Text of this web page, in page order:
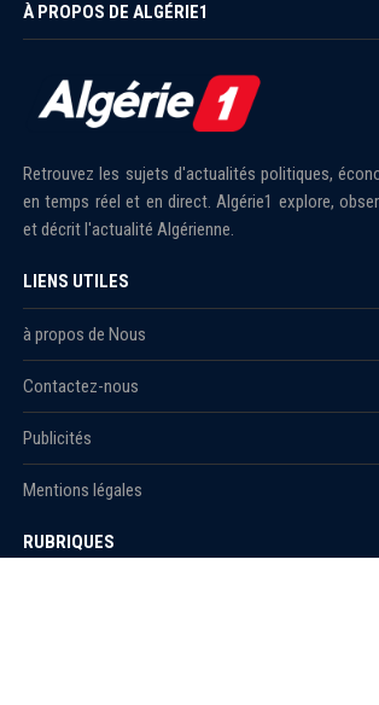
À PROPOS DE ALGÉRIE1
Retrouvez les sujets d'actualités politiques,
en temps réel et en direct. Algérie1 explore,
et décrit l'actualité Algérienne.
LIENS UTILES
à propos de Nous
Contactez-nous
Publicités
Mentions légales
RUBRIQUES